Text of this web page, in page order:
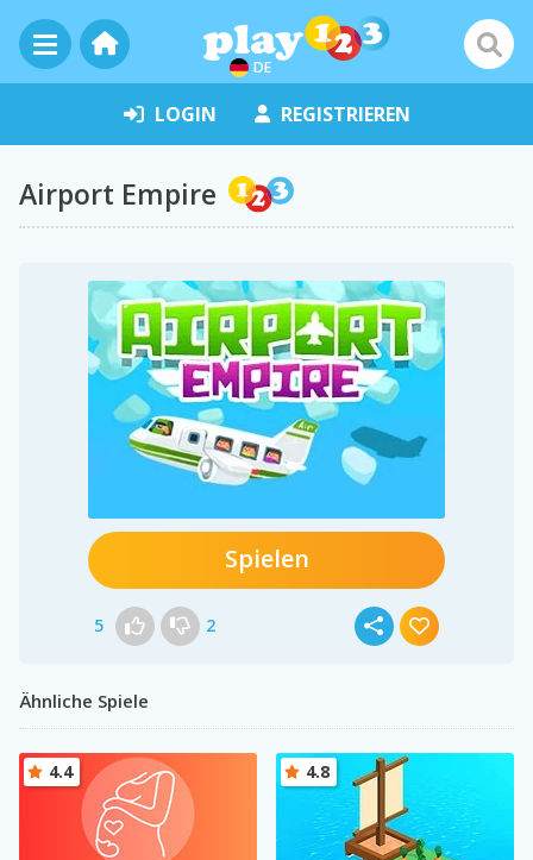
DE
LOGIN REGISTRIEREN
Airport Empire
Spielen
5 2
Ähnliche Spiele
4.4 4.8